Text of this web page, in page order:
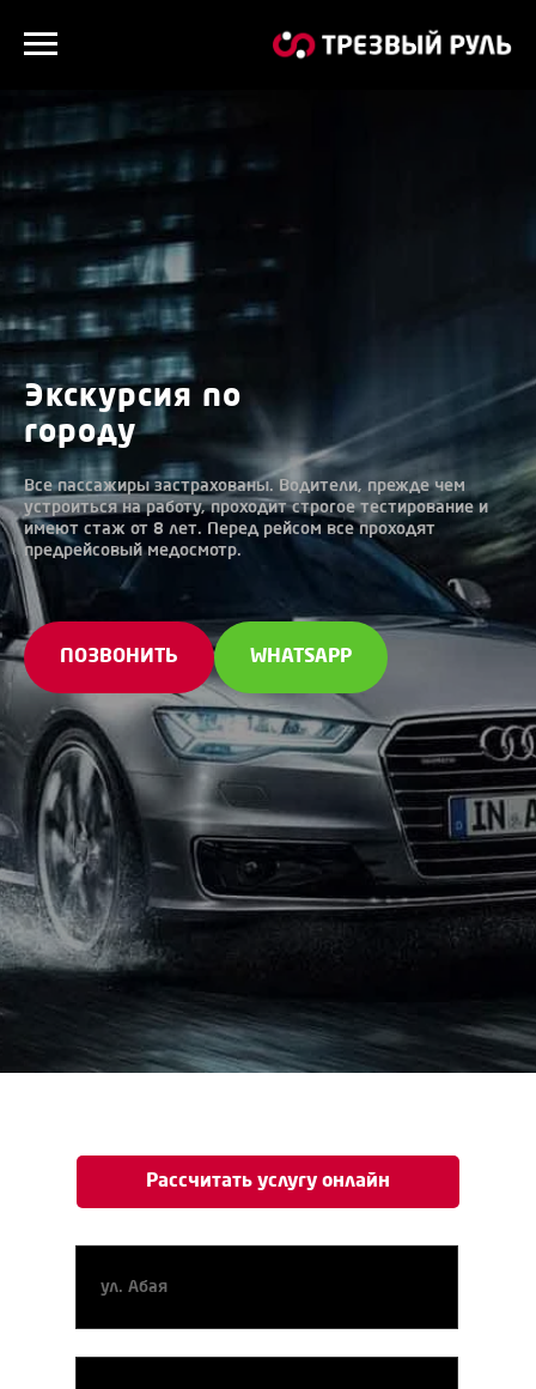
Экскурсия по
городу
Все пассажиры застрахованы. Водители, прежде чем
устроиться на работу, проходит строгое тестирование и
имеют стаж от 8 лет. Перед рейсом все проходят
предрейсовый медосмотр.
ПОЗВОНИТЬ WHATSAPP
Рассчитать услугу онлайн